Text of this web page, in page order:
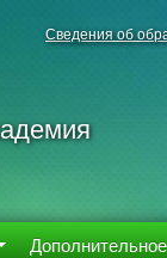
Сведения об